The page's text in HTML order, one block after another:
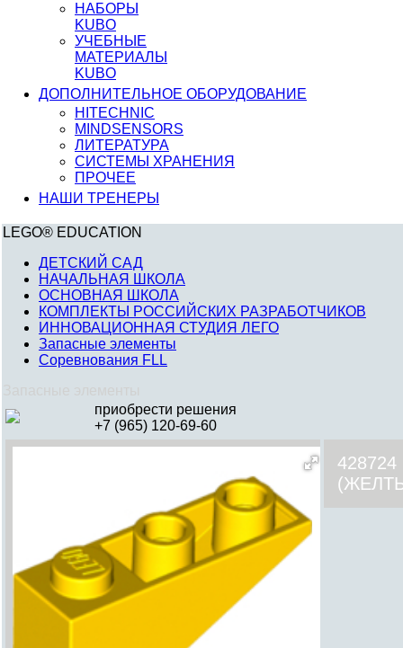
НАБОРЫ
KUBO
УЧЕБНЫЕ
МАТЕРИАЛЫ
KUBO
ДОПОЛНИТЕЛЬНОЕ ОБОРУДОВАНИЕ
HITECHNIC
MINDSENSORS
ЛИТЕРАТУРА
СИСТЕМЫ ХРАНЕНИЯ
ПРОЧЕЕ
НАШИ ТРЕНЕРЫ
LEGO® EDUCATION
ДЕТСКИЙ САД
НАЧАЛЬНАЯ ШКОЛА
ОСНОВНАЯ ШКОЛА
КОМПЛЕКТЫ РОССИЙСКИХ РАЗРАБОТЧИКОВ
ИННОВАЦИОННАЯ СТУДИЯ ЛЕГО
Запасные элементы
Соревнования FLL
приобрести решения
+7 (965) 120-69-60